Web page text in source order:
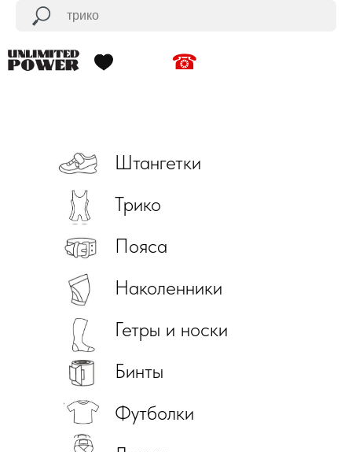
☎
Трико
Футболки
Пояса
Наколенники
Гетры и носки
Бинты
Штангетки